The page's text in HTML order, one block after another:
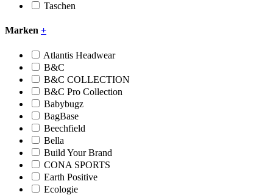
Taschen
Marken +
Atlantis Headwear
B&C
B&C COLLECTION
B&C Pro Collection
Babybugz
BagBase
Beechfield
Bella
Build Your Brand
CONA SPORTS
Earth Positive
Ecologie